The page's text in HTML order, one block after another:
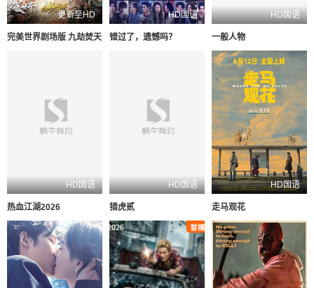
更新至HD
完美世界剧场版 九劫焚天
HD国语
错过了，遗憾吗？
HD国语
一般人物
HD国语
热血江湖2026
HD国语
猎虎贰
HD国语
走马观花